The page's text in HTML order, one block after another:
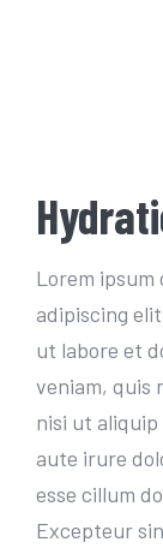
Lorem
adipiscing
ut labore et
veniam, quis
nisi ut aliquip
aute irure
esse cillum
Excepteur